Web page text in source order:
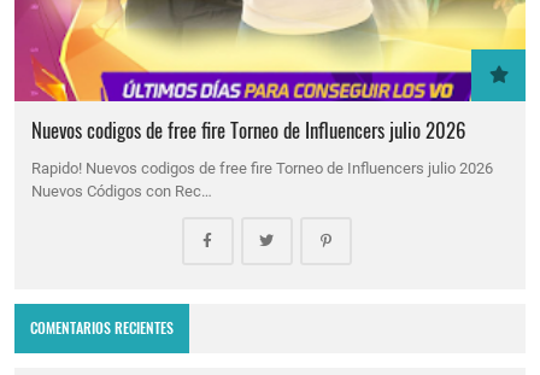
Nuevos codigos de free fire Torneo de Influencers julio 2026
Rapido! Nuevos codigos de free fire Torneo de Influencers julio 2026
Nuevos Códigos con Rec…
COMENTARIOS RECIENTES